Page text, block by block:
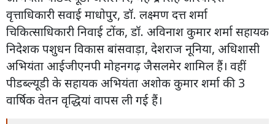
वृत्ताधिकारी सवाई माधोपुर, डॉ. लक्ष्मण दत्त शर्मा
चिकित्साधिकारी निवाई टोंक, डॉ. अविनाश कुमार शर्मा सहायक
निदेशक पशुधन विकास बांसवाड़ा, देशराज नूनिया, अधिशासी
अभियंता आईजीएनपी मोहनगढ़ जैसलमेर शामिल हैं। वहीं
पीडब्ल्यूडी के सहायक अभियंता अशोक कुमार शर्मा की 3
वार्षिक वेतन वृद्धियां वापस ली गई हैं।